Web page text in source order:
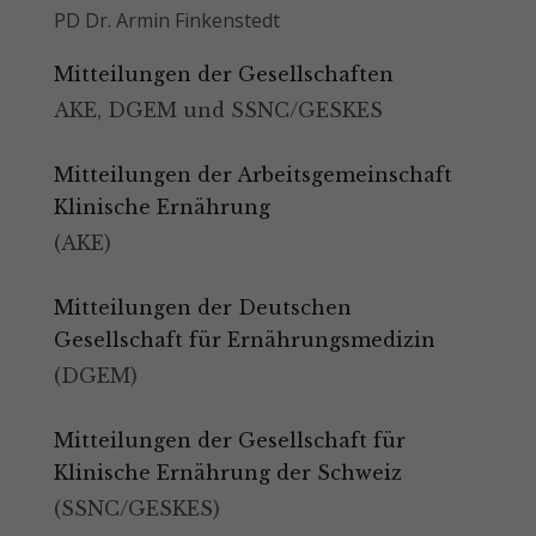
PD Dr. Armin Finkenstedt
Mitteilungen der Gesellschaften
AKE, DGEM und SSNC/GESKES
Mitteilungen der Arbeitsgemeinschaft
Klinische Ernährung
(AKE)
Mitteilungen der Deutschen
Gesellschaft für Ernährungsmedizin
(DGEM)
Mitteilungen der Gesellschaft für
Klinische Ernährung der Schweiz
(SSNC/GESKES)